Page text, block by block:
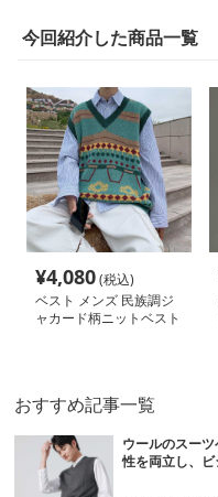
今回紹介した商品一覧
¥4,080(税込)
ベスト メンズ 民族調ジ
ャカード柄ニットベスト
おすすめ記事一覧
ウールのスー
性を両立し、